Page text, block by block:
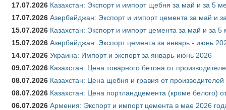
17.07.2026 Казахстан: Экспорт и импорт щебня за май и за 5
17.07.2026 Азербайджан: Экспорт и импорт цемента за май и
15.07.2026 Казахстан: Экспорт и импорт цемента за май и за
15.07.2026 Азербайджан: Экспорт цемента за январь - июнь
14.07.2026 Украина: Импорт и экспорт за январь-июнь 2026
09.07.2026 Казахстан: Цена товарного бетона от
08.07.2026 Казахстан: Цена щебня и гравия от
08.07.2026 Казахстан: Цена портландцемента (кроме белого)
06.07.2026 Армения: Экспорт и импорт цемента в мае 2026